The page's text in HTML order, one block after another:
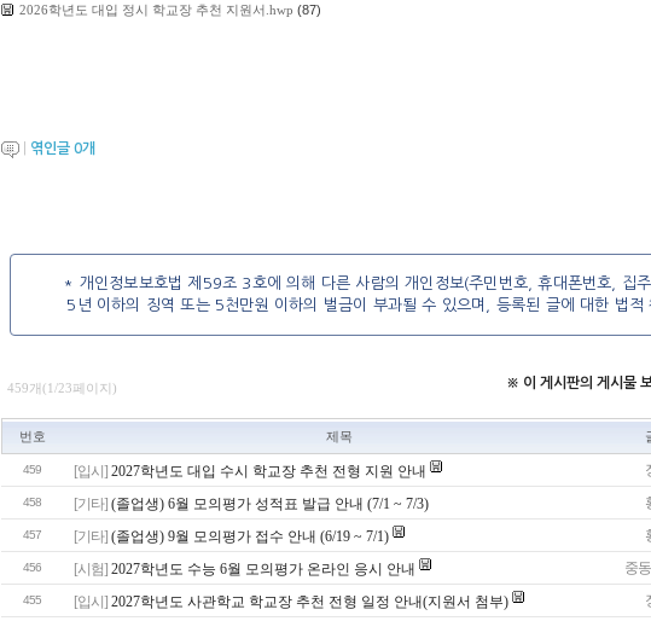
2026학년도 대입 정시 학교장 추천 지원서.hwp (87)
엮인글 0개
* 개인정보보호법 제59조 3호에 의해 다른 사람의 개인정보(주민번호, 휴대폰번호, 집
5년 이하의 징역 또는 5천만원 이하의 벌금이 부과될 수 있으며, 등록된 글에 대한 법적
459개(1/23페이지) ※ 이 게시판의 게시물
번호 제목
459 [입시] 2027학년도 대입 수시 학교장 추천 전형 지원 안내
458 [기타] (졸업생) 6월 모의평가 성적표 발급 안내 (7/1 ~ 7/3)
457 [기타] (졸업생) 9월 모의평가 접수 안내 (6/19 ~ 7/1)
456 [시험] 2027학년도 수능 6월 모의평가 온라인 응시 안내 중
455 [입시] 2027학년도 사관학교 학교장 추천 전형 일정 안내(지원서 첨부)